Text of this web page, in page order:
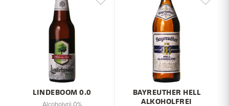
LINDEBOOM 0.0
Alcoholvrij 0%
BAYREUTHER HELL
ALKOHOLFREI